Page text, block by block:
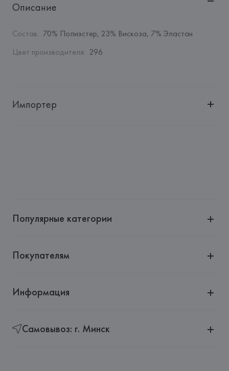
Описание
Состав: 70% Полиэстер, 23% Вискоза, 7% Эластан
Цвет производителя: 296
Импортер
Страна происхождения товара:
Популярные категории
Покупателям
Информация
Самовывоз: г. Минск